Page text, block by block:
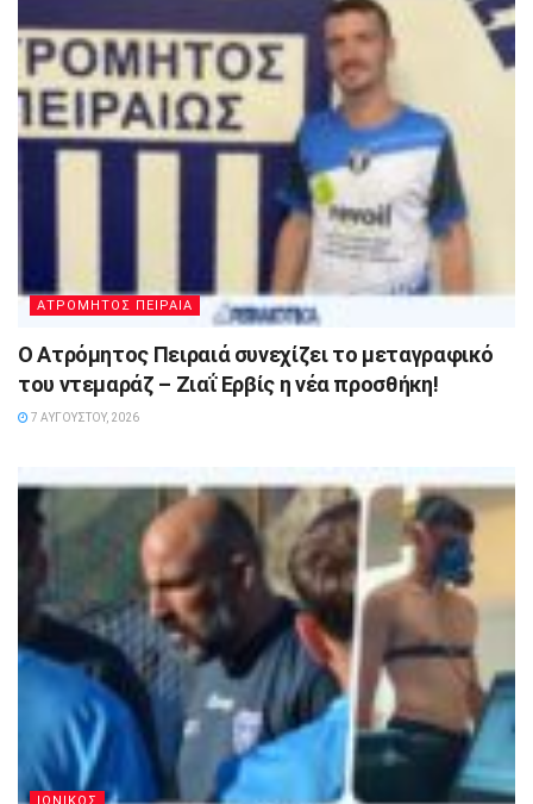
ΑΤΡΟΜΗΤΟΣ ΠΕΙΡΑΙΑ
Ο Ατρόμητος Πειραιά συνεχίζει το μεταγραφικό
του ντεμαράζ – Ζιαΐ Ερβίς η νέα προσθήκη!
7 ΑΥΓΟΎΣΤΟΥ, 2026